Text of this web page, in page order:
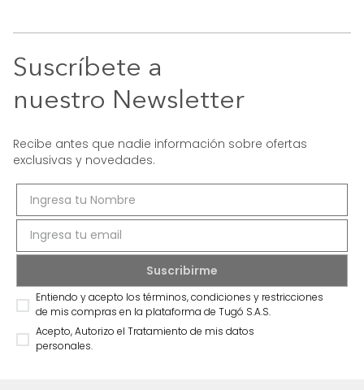
Suscríbete a
nuestro Newsletter
Recibe antes que nadie información sobre ofertas
exclusivas y novedades.
Entiendo y acepto los términos, condiciones y restricciones
de mis compras en la plataforma de Tugó S.A.S.
Acepto, Autorizo el Tratamiento de mis datos
personales.